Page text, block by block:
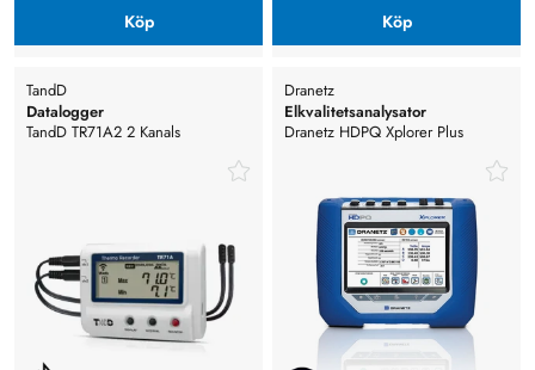
Köp Köp
TandD
Datalogger
TandD TR71A2 2 Kanals
Dranetz
Elkvalitetsanalysator
Dranetz HDPQ Xplorer Plus